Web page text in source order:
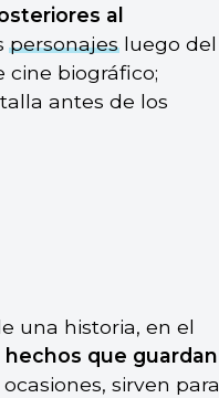
al
personajesluego del
cine biográfico;
antes de los
una historia, en el
hechos que guardan
ocasiones, sirven para